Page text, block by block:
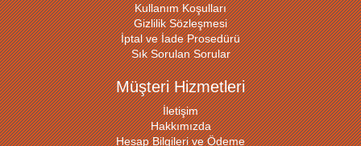
Kullanım Koşulları
Gizlilik Sözleşmesi
İptal ve İade Prosedürü
Sık Sorulan Sorular
Müşteri Hizmetleri
İletişim
Hakkımızda
Hesap Bilgileri ve Ödeme